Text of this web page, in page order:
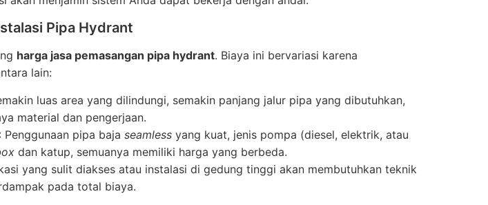
Pipa Hydrant
harga jasa pemasangan pipa hydrant. Biaya ini bervariasi karena
lain:
luas area yang dilindungi, semakin panjang jalur pipa yang dibutuhkan,
material dan pengerjaan.
: Penggunaan pipa baja seamless yang kuat, jenis pompa (diesel, elektrik, atau
dan katup, semuanya memiliki harga yang berbeda.
yang sulit diakses atau instalasi di gedung tinggi akan membutuhkan teknik
pada total biaya.